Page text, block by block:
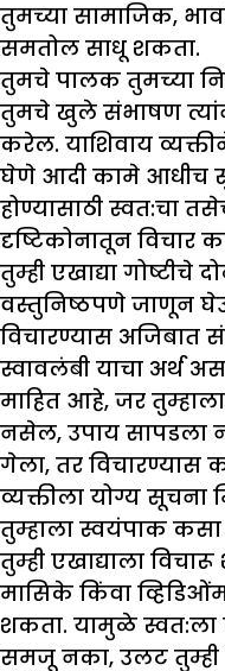
तुमच्या सामाजिक,
समतोल साधू शकता.
तुमचे पालक तुमच्या
तुमचे खुले संभाषण
करेल. याशिवाय
घेणे आदी कामे आधीच
होण्यासाठी स्वत:चा
दृष्टिकोनातून विचार
तुम्ही एखाद्या गोष्टीचे
वस्तुनिष्ठपणे जाणून
विचारण्यास
स्वावलंबी याचा अर्थ
माहित आहे, जर तुम्हाला
नसेल, उपाय सापडला
गेला, तर विचारण्यास
व्यक्तीला योग्य सूचना
तुम्हाला स्वयंपाक
तुम्ही एखाद्याला
मासिके किंवा
शकता. यामुळे
समजू नका, उलट तुम्ही